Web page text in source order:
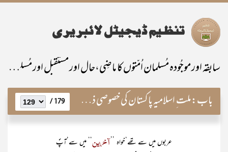
سابقہ اور موجُودہ مُسلمان اُمّتوں کا ماضِی،حال اور مستقبل اور مُسلمانانِ پاکستان کی خصوصی ذمّہ داری
باب:ملت ِ اسلامیہ پاکستان کی خصوصی ذمہ داری 179 /
عربوں میں سے تھے‘خواہ ’’ آخرین‘‘ میں سے‘آپؐ